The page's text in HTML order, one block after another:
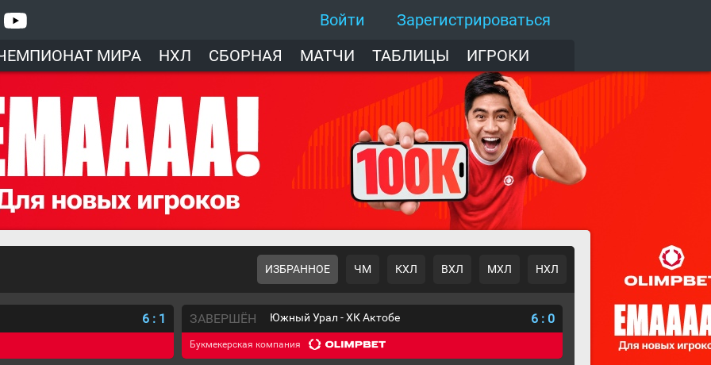
Войти
Зарегистрироваться
МИРА НХЛ СБОРНАЯ МАТЧИ ТАБЛИЦЫ ИГРОКИ
ИЗБРАННОЕ ЧМ КХЛ ВХЛ МХЛ НХЛ
6 : 1 ЗАВЕРШЁН Южный Урал - ХК Актобе 6 : 0
Букмекерская компания